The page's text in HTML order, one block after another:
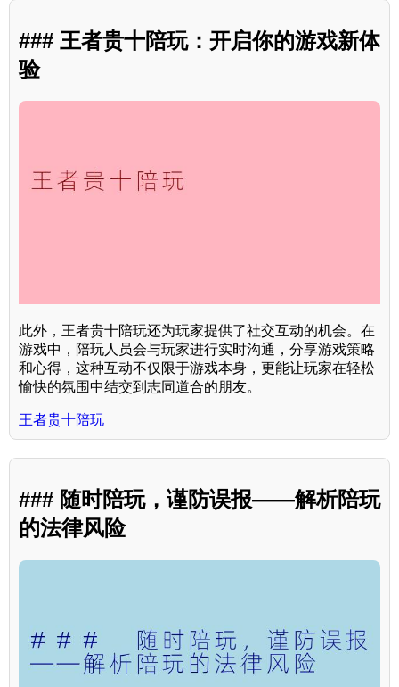
### 王者贵十陪玩：开启你的游戏新体
验
此外，王者贵十陪玩还为玩家提供了社交互动的机会。在
游戏中，陪玩人员会与玩家进行实时沟通，分享游戏策略
和心得，这种互动不仅限于游戏本身，更能让玩家在轻松
愉快的氛围中结交到志同道合的朋友。
王者贵十陪玩
### 随时陪玩，谨防误报——解析陪玩
的法律风险